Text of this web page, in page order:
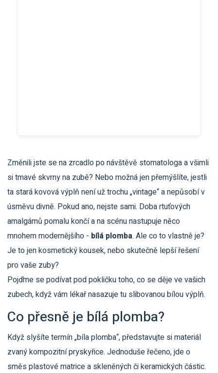
Změnili jste se na zrcadlo po návštěvě stomatologa a všimli
si tmavé skvrny na zubě? Nebo možná jen přemýšlíte, jestli
ta stará kovová výplň není už trochu „vintage“ a nepůsobí v
úsměvu divně. Pokud ano, nejste sami. Doba rtuťových
amalgámů pomalu končí a na scénu nastupuje něco
mnohem modernějšího - bílá plomba. Ale co to vlastně je?
Je to jen kosmetický kousek, nebo skutečně lepší řešení
pro vaše zuby?
Pojďme se podívat pod pokličku toho, co se děje ve vašich
zubech, když vám lékař nasazuje tu slibovanou bílou výplň.
Co přesně je bílá plomba?
Když slyšíte termín „bíla plomba“, představujte si materiál
zvanýkompozitní pryskyřice. Jednoduše řečeno, jde o
směs plastové matrice a skleněných či keramických částic.